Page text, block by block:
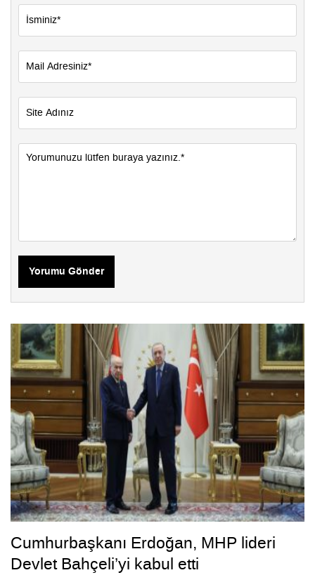
Yorumu Gönder
Cumhurbaşkanı Erdoğan, MHP lideri
Devlet Bahçeli’yi kabul etti